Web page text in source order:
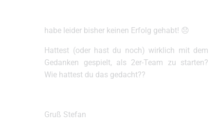
habe leider bisher keinen Erfolg gehabt! 😞
Hattest (oder hast du noch) wirklich mit dem
Gedanken gespielt, als 2er-Team zu starten?
Wie hattest du das gedacht??
Gruß Stefan